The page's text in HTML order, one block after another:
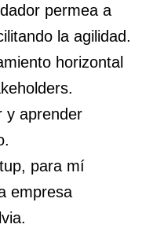
permea a
la agilidad.
horizontal
y aprender
para mí
empresa